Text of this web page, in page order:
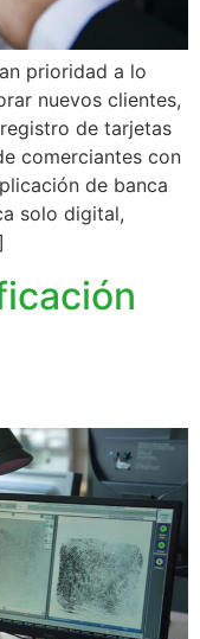
prioridad a lo
nuevos clientes,
de tarjetas
comerciantes con
de banca
solo digital,